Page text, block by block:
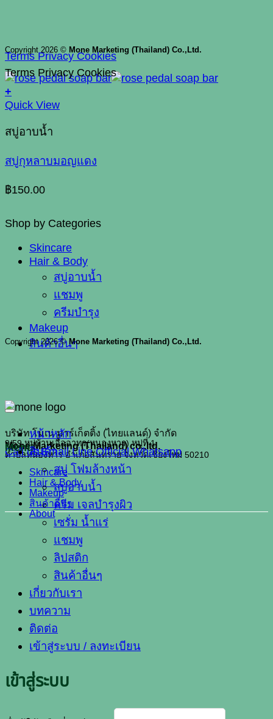
+
Quick View
สบู่อาบน้ำ
สบู่กุหลาบมอญแดง
฿150.00
Shop by Categories
Skincare
Hair & Body
สบู่อาบน้ำ
แชมพู
ครีมบำรุง
Makeup
สินค้าอื่นๆ
บริษัท โมเน่ มาร์เก็ตติ้ง (ไทยแลนด์) จำกัด
Mone Marketing (Thailand) co.,ltd.
9/59 หมู่บ้านเอื้ออาทร(หนองหาร) หมู่ที่ 1
ตำบลหนองหาร อำเภอสันทราย จังหวัดเชียงใหม่ 50210
Call us Email Line Official Whatsapp
Menu
Skincare
Hair & Body
Makeup
สินค้าอื่นๆ
About
Copyright 2026 © Mone Marketing (Thailand) Co.,Ltd.
Terms Privacy Cookies
Copyright 2026 © Mone Marketing (Thailand) Co.,Ltd.
Terms Privacy Cookies
หน้าหลัก
สินค้า
สบู่ โฟมล้างหน้า
สบู่อาบน้ำ
ครีม เจลบำรุงผิว
เซรั่ม น้ำแร่
แชมพู
ลิปสติก
สินค้าอื่นๆ
เกี่ยวกับเรา
บทความ
ติดต่อ
เข้าสู่ระบบ / ลงทะเบียน
เข้าสู่ระบบ